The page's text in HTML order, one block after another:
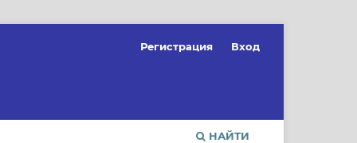
НАЙТИ
Регистрация Вход